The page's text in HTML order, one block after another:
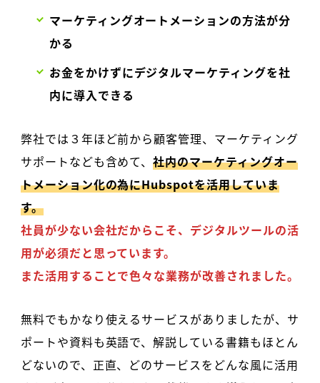
マーケティングオートメーションの方法が分
かる
お金をかけずにデジタルマーケティングを社
内に導入できる
弊社では３年ほど前から顧客管理、マーケティング
サポートなども含めて、社内のマーケティングオー
トメーション化の為にHubspotを活用していま
す。
社員が少ない会社だからこそ、デジタルツールの活
用が必須だと思っています。
また活用することで色々な業務が改善されました。
無料でもかなり使えるサービスがありましたが、サ
ポートや資料も英語で、解説している書籍もほとん
どないので、正直、どのサービスをどんな風に活用